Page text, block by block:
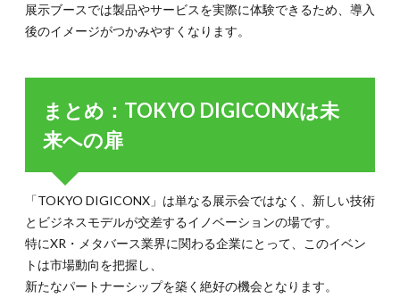
展示ブースでは製品やサービスを実際に体験できるため、導入
後のイメージがつかみやすくなります。
まとめ：TOKYO DIGICONXは未
来への扉
「TOKYO DIGICONX」は単なる展示会ではなく、新しい技術
とビジネスモデルが交差するイノベーションの場です。
特にXR・メタバース業界に関わる企業にとって、このイベン
トは市場動向を把握し、
新たなパートナーシップを築く絶好の機会となります。